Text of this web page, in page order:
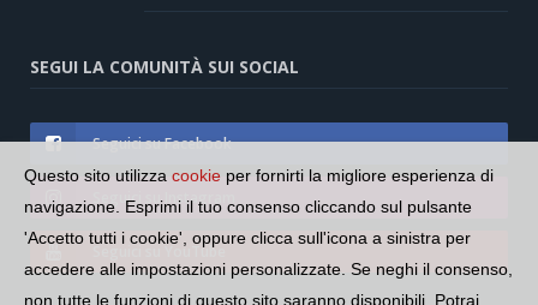
SEGUI LA COMUNITÀ SUI SOCIAL
Seguici su Facebook
Seguici su Instagram
Seguici su YouTube
Questo sito utilizza cookie per fornirti la migliore esperienza di
navigazione. Esprimi il tuo consenso cliccando sul pulsante
'Accetto tutti i cookie', oppure clicca sull'icona a sinistra per
accedere alle impostazioni personalizzate. Se neghi il consenso,
non tutte le funzioni di questo sito saranno disponibili. Potrai